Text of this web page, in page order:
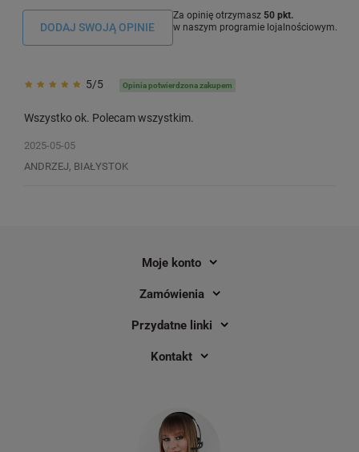
mm 260 szt. / zielone / czarny nadruk
DODAJ SWOJĄ OPINIE
Za opinię otrzymasz 50 pkt.
w naszym programie lojalnościowym.
5/5 Opinia potwierdzona zakupem
Wszystko ok. Polecam wszystkim.
2025-05-05
ANDRZEJ, BIAŁYSTOK
Moje konto
Zamówienia
Przydatne linki
Kontakt